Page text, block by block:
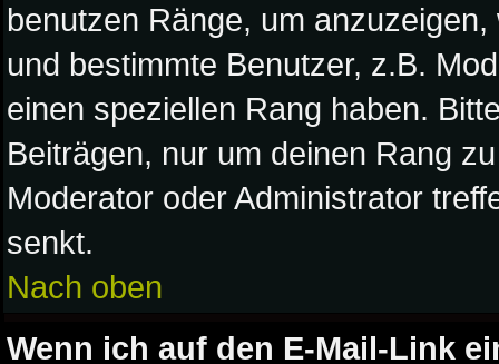
benutzen Ränge, um
und bestimmte Benutzer, z.B.
einen speziellen Rang haben.
Beiträgen, nur um deinen Rang
Moderator oder Administrator
senkt.
Nach oben
Wenn ich auf den E-Mail-Link